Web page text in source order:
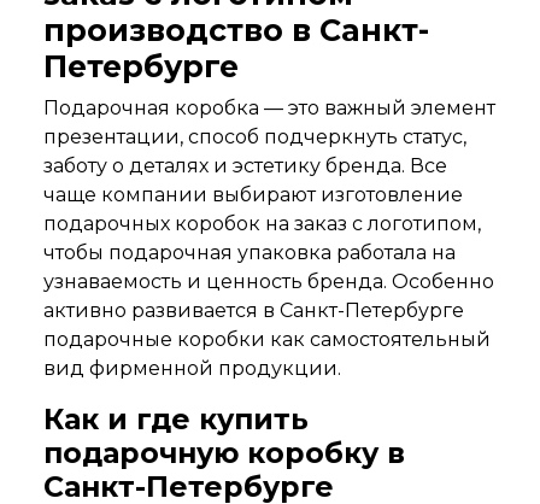
производство в Санкт-
Петербурге
Подарочная коробка — это важный элемент
презентации, способ подчеркнуть статус,
заботу о деталях и эстетику бренда. Все
чаще компании выбирают изготовление
подарочных коробок на заказ с логотипом,
чтобы подарочная упаковка работала на
узнаваемость и ценность бренда. Особенно
активно развивается в Санкт-Петербурге
подарочные коробки как самостоятельный
вид фирменной продукции.
Как и где купить
подарочную коробку в
Санкт-Петербурге